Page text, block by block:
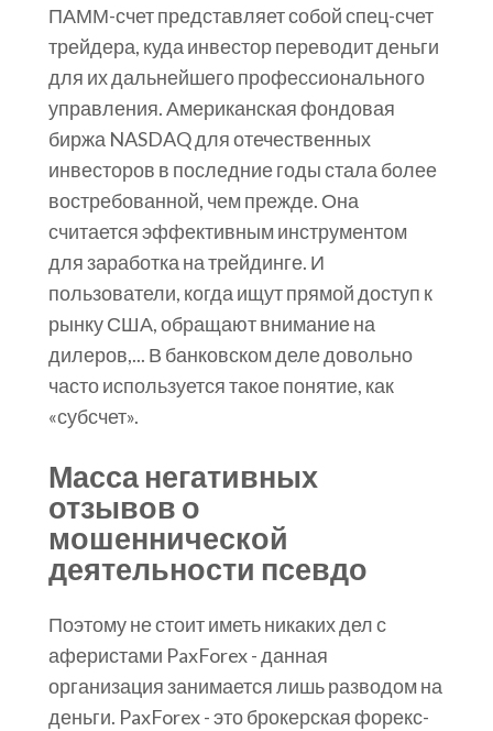
ПАММ-счет представляет собой спец-счет
трейдера, куда инвестор переводит деньги
для их дальнейшего профессионального
управления. Американская фондовая
биржа NASDAQ для отечественных
инвесторов в последние годы стала более
востребованной, чем прежде. Она
считается эффективным инструментом
для заработка на трейдинге. И
пользователи, когда ищут прямой доступ к
рынку США, обращают внимание на
дилеров,... В банковском деле довольно
часто используется такое понятие, как
«субсчет».
Масса негативных
отзывов о
мошеннической
деятельности псевдо
Поэтому не стоит иметь никаких дел с
аферистами PaxForex - данная
организация занимается лишь разводом на
деньги. PaxForex - это брокерская форекс-